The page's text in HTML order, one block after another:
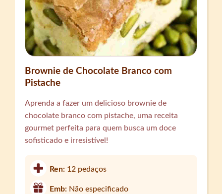
Brownie de Chocolate Branco com
Pistache
Aprenda a fazer um delicioso brownie de
chocolate branco com pistache, uma receita
gourmet perfeita para quem busca um doce
sofisticado e irresistível!
Ren: 12 pedaços
Emb: Não especificado